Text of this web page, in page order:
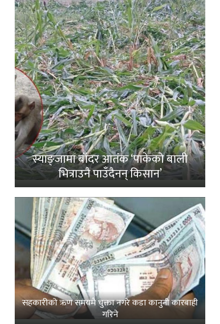
स्याङ्जामा बाँदर आतंक ‘पाकेको बाली
भित्राउनै पाउँदैनन् किसान’
सहकारीको ऋण समयमै चुक्ता नगरे कडा कानुनी कारबाही
गरिने